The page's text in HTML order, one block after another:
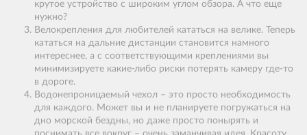
крутое устройство с широким углом обзора. А что еще
нужно?
Велокрепления для любителей кататься на велике. Теперь
кататься на дальние дистанции становится намного
интереснее, а с соответствующими креплениями вы
минимизируете какие-либо риски потерять камеру где-то
в дороге.
Водонепроницаемый чехол – это просто необходимость
для каждого. Может вы и не планируете погружаться на
дно морской бездны, но даже просто понырять и